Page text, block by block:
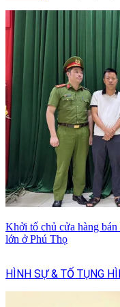
Khởi tố chủ cửa hàng
lớn ở Phú Thọ
HÌNH SỰ & TỐ TỤNG